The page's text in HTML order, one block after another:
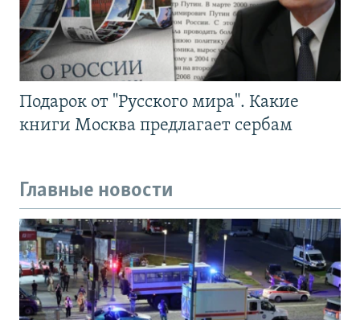
Подарок от "Русского мира". Какие
книги Москва предлагает сербам
Главные новости